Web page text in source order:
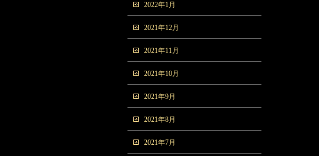
2022年1月
2021年12月
2021年11月
2021年10月
2021年9月
2021年8月
2021年7月